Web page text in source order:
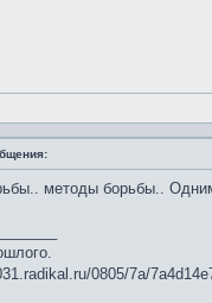
Профиль
методы борьбы..
0805/7a/